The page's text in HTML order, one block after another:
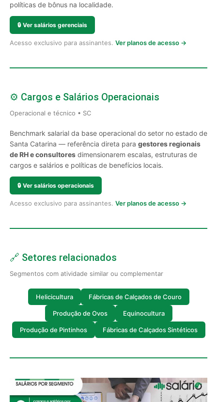
políticas de bônus na localidade.
🔒 Ver salários gerenciais
Acesso exclusivo para assinantes. Ver planos de acesso →
⚙️ Cargos e Salários Operacionais
Operacional e técnico • SC
Benchmark salarial da base operacional do setor no estado de
Santa Catarina — referência direta para gestores regionais
de RH e consultores dimensionarem escalas, estruturas de
cargos e salários e políticas de benefícios locais.
🔒 Ver salários operacionais
Acesso exclusivo para assinantes. Ver planos de acesso →
🔗 Setores relacionados
Segmentos com atividade similar ou complementar
Helicicultura Fábricas de Calçados de Couro
Produção de Ovos Equinocultura
Produção de Pintinhos Fábricas de Calçados Sintéticos